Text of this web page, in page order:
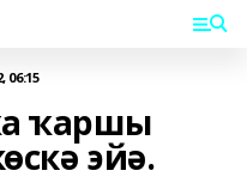
06:15
ҡаршы
эйә.